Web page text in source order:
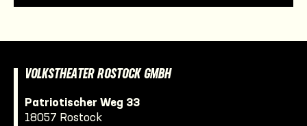
VOLKSTHEATER ROSTOCK GMBH
Patriotischer Weg 33
18057 Rostock